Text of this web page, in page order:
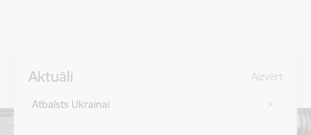
Aktuāli Aizvērt
Atbalsts Ukrainai